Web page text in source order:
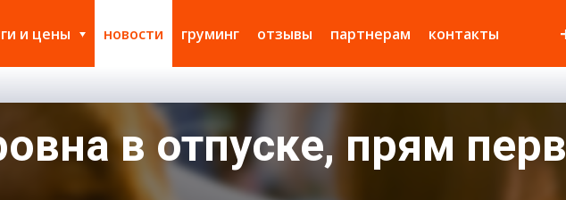
и цены новости груминг отзывы партнерам контакты
в отпуске, прям